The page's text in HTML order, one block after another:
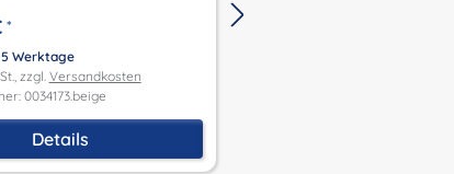
*
Werktage
zzgl. Versandkosten
0034173.beige
Details